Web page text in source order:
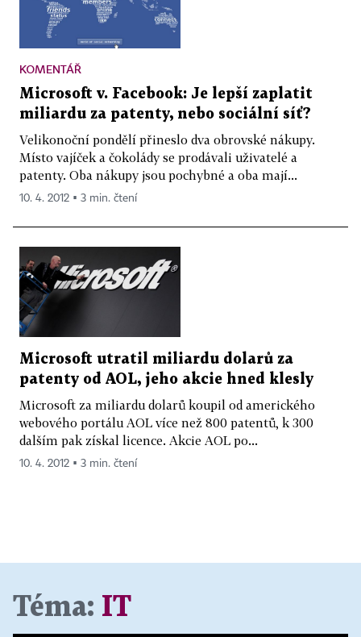
KOMENTÁŘ
Microsoft v. Facebook: Je lepší zaplatit
miliardu za patenty, nebo sociální síť?
Velikonoční pondělí přineslo dva obrovské nákupy.
Místo vajíček a čokolády se prodávali uživatelé a
patenty. Oba nákupy jsou pochybné a oba mají...
10. 4. 2012 ▪ 3 min. čtení
Microsoft utratil miliardu dolarů za
patenty od AOL, jeho akcie hned klesly
Microsoft za miliardu dolarů koupil od amerického
webového portálu AOL více než 800 patentů, k 300
dalším pak získal licence. Akcie AOL po...
10. 4. 2012 ▪ 3 min. čtení
Téma: IT